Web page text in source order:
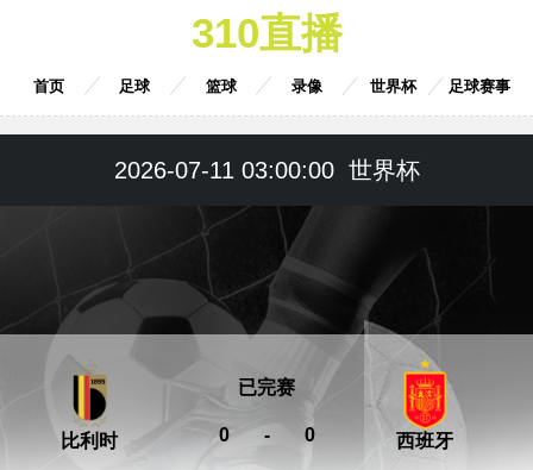
310直播
首页 足球 篮球 录像 世界杯 足球赛事
2026-07-11 03:00:00 世界杯
比利时 0 - 0
已完赛
西班牙